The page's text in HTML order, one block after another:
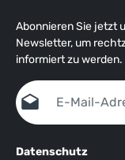
Abonnieren Sie jetzt
Newsletter, um
informiert zu werden.
E-Mail-Adresse*
Datenschutz